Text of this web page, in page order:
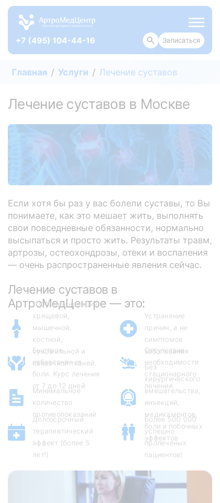
+7 (495) 104-44-16 Записаться
Главная
Услуги Лечение суставов
Лечение суставов в Москве
Если хотя бы раз у вас болели суставы, то Вы
понимаете, как это мешает жить, выполнять
свои повседневные обязанности, нормально
высыпаться и просто жить. Результаты травм,
артрозы, остеохондрозы, отеки и воспаления
— очень распространенные явления сейчас.
Лечение суставов в
АртроМедЦентре — это:
100% регенерация
хрящевой,
мышечной,
костной,
сухожильной и
связочной тканей.
Устранение
причин, а не
симптомов
заболевания
Быстрое
избавление от
боли. Курс лечения
от 7 до 12 дней
Отсутствие
необходимости
стационарного
лечения
Минимальное
количество
противопоказаний
Без
хирургического
вмешательства,
инъекций,
медикаментов,
боли и побочных
эффектов
Долгосрочный
терапевтический
эффект (более 5
лет!)
Более 500 000
успешно
пролеченых
пациентов!